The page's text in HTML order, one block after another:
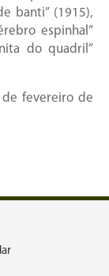
banti” (1915),
espinhal”
do quadril”
de fevereiro de